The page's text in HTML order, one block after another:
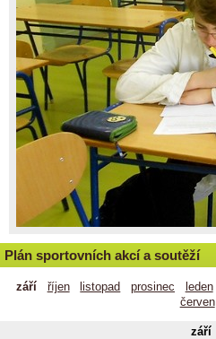
Plán sportovních akcí a soutěží
září říjen listopad prosinec leden
červen
září